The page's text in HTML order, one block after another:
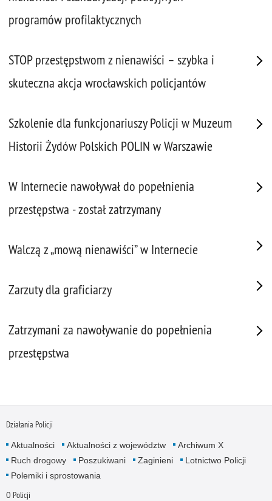
programów profilaktycznych
STOP przestępstwom z nienawiści – szybka i
skuteczna akcja wrocławskich policjantów
Szkolenie dla funkcjonariuszy Policji w Muzeum
Historii Żydów Polskich POLIN w Warszawie
W Internecie nawoływał do popełnienia
przestępstwa - został zatrzymany
Walczą z „mową nienawiści” w Internecie
Zarzuty dla graficiarzy
Zatrzymani za nawoływanie do popełnienia
przestępstwa
Działania Policji
Aktualności Aktualności z województw
Archiwum X
Ruch drogowy
Poszukiwani Zaginieni
Lotnictwo Policji
Polemiki i sprostowania
O Policji